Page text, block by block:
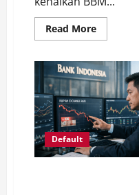
Read MoreRead
more
BBM
Akibat
Perang
Iran
Yaman-
Israel
AS
dan
Dampak
Default